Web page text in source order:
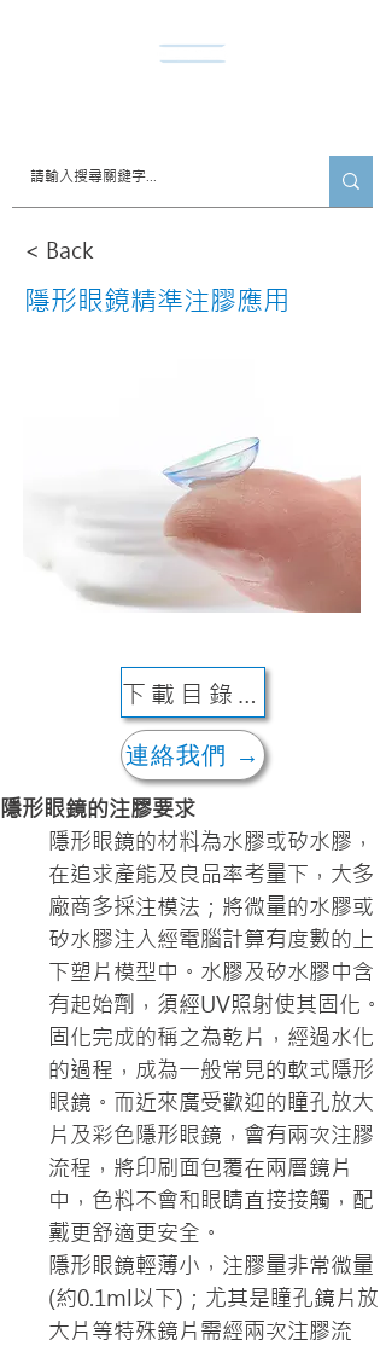
< Back
隱形眼鏡精準注膠應用
下載目錄 ↓
連絡我們 →
隱形眼鏡的注膠要求
隱形眼鏡的材料為水膠或矽水膠，
在追求產能及良品率考量下，大多
廠商多採注模法；將微量的水膠或
矽水膠注入經電腦計算有度數的上
下塑片模型中。水膠及矽水膠中含
有起始劑，須經UV照射使其固化。
固化完成的稱之為乾片，經過水化
的過程，成為一般常見的軟式隱形
眼鏡。而近來廣受歡迎的瞳孔放大
片及彩色隱形眼鏡，會有兩次注膠
流程，將印刷面包覆在兩層鏡片
中，色料不會和眼睛直接接觸，配
戴更舒適更安全。
隱形眼鏡輕薄小，注膠量非常微量
(約0.1ml以下)；尤其是瞳孔鏡片放
大片等特殊鏡片需經兩次注膠流